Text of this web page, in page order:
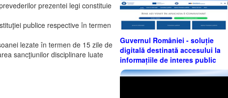
prezentei legi constituie
publice respective în termen
lezate în termen de 15 zile de
sancţiunilor disciplinare luate
Guvernul României - soluție
digitală destinată accesului la
informațiile de interes public